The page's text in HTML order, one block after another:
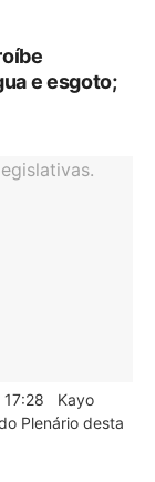
e esgoto;
17:28 Kayo
Plenário desta